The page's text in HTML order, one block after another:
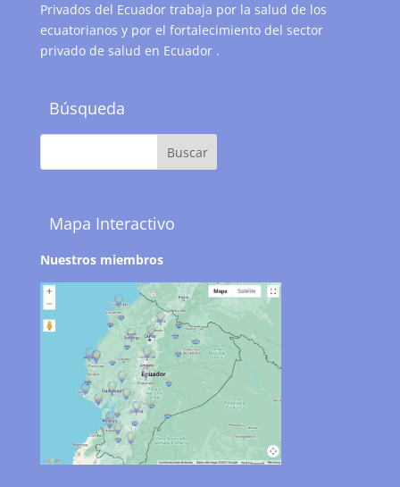
Privados del Ecuador trabaja por la salud de los
ecuatorianos y por el fortalecimiento del sector
privado de salud en Ecuador .
Búsqueda
Mapa Interactivo
Nuestros miembros